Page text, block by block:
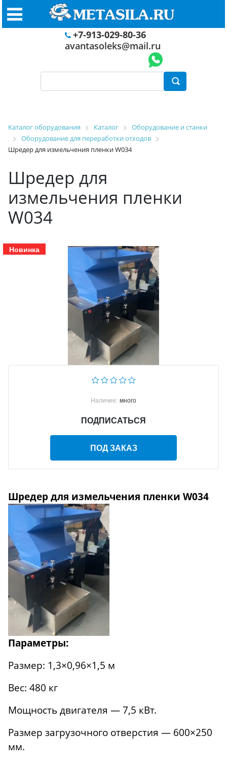
+7-913-029-80-36
avantasoleks@mail.ru
Каталог оборудования Каталог
Оборудование и станки
Оборудование для переработки отходов
Шредер для измельчения пленки W034
Шредер для
измельчения пленки
W034
Новинка
Наличие: много
ПОДПИСАТЬСЯ
ПОД ЗАКАЗ
Шредер для измельчения пленки W034
Параметры:
Размер: 1,3×0,96×1,5 м
Вес: 480 кг
Мощность двигателя — 7,5 кВт.
Размер загрузочного отверстия — 600×250
мм.